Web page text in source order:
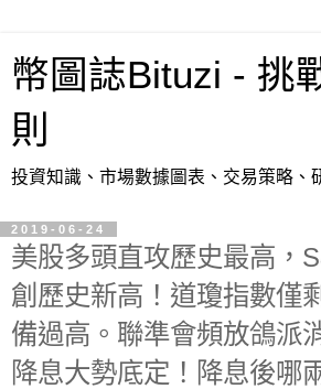
幣圖誌Bituzi - 挑
則
投資知識、市場數據圖表、交易策略、
2019-06-24
美股多頭直攻歷史最高，
創歷史新高！道瓊指數僅
備過高。聯準會頻放鴿派
降息大勢底定！降息後哪